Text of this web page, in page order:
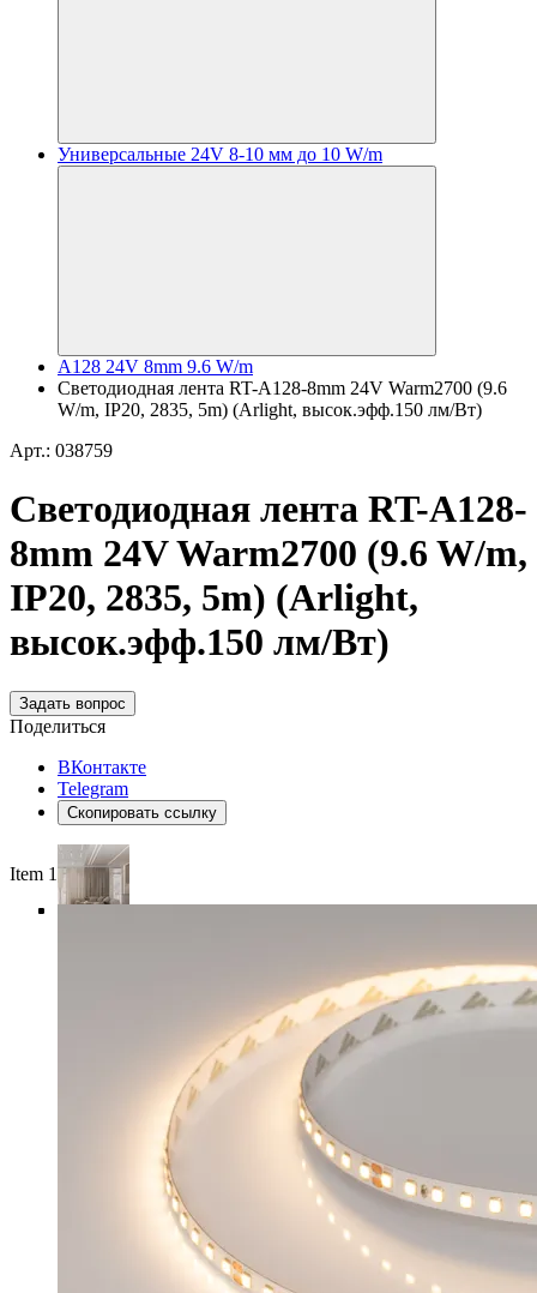
Универсальные 24V 8-10 мм до 10 W/m
A128 24V 8mm 9.6 W/m
Светодиодная лента RT-A128-8mm 24V Warm2700 (9.6
W/m, IP20, 2835, 5m) (Arlight, высок.эфф.150 лм/Вт)
Арт.: 038759
Светодиодная лента RT-A128-
8mm 24V Warm2700 (9.6 W/m,
IP20, 2835, 5m) (Arlight,
высок.эфф.150 лм/Вт)
Задать вопрос
Поделиться
ВКонтакте
Telegram
Скопировать ссылку
Item 1 of 5